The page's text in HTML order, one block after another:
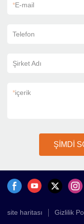
*E-mail
Telefon
Şirket Adı
*içerik
ŞİMDİ
site haritası Gizlilik